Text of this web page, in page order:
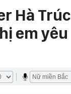
Hà Trúc
em yêu